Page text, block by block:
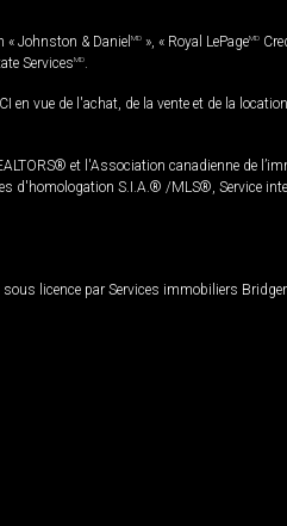
« Johnston & Daniel MD », « Royal LePageMD
ServicesMD
vue de l'achat, de la vente et de la
et l'Association canadienne de
d'homologation S.I.A.® /MLS®, Service
licence par Services immobiliers